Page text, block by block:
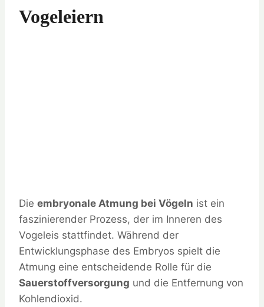
Vogeleiern
Die embryonale Atmung bei Vögeln ist ein
faszinierender Prozess, der im Inneren des
Vogeleis stattfindet. Während der
Entwicklungsphase des Embryos spielt die
Atmung eine entscheidende Rolle für die
Sauerstoffversorgung und die Entfernung von
Kohlendioxid.